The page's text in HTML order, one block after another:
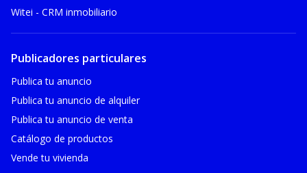
Witei - CRM inmobiliario
Publicadores particulares
Publica tu anuncio
Publica tu anuncio de alquiler
Publica tu anuncio de venta
Catálogo de productos
Vende tu vivienda